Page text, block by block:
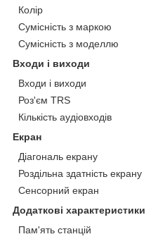
Колір
Сумісність з маркою
Сумісність з моделлю
Входи і виходи
Входи і виходи
Роз'єм TRS
Кількість аудіовходів
Екран
Діагональ екрану
Роздільна здатність екрану
Сенсорний екран
Додаткові характеристики
Пам'ять станцій